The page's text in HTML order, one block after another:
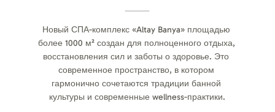
Новый СПА-комплекс «Altay Banya» площадью
более 1000 м² создан для полноценного отдыха,
восстановления сил и заботы о здоровье. Это
современное пространство, в котором
гармонично сочетаются традиции банной
культуры и современные wellness-практики.